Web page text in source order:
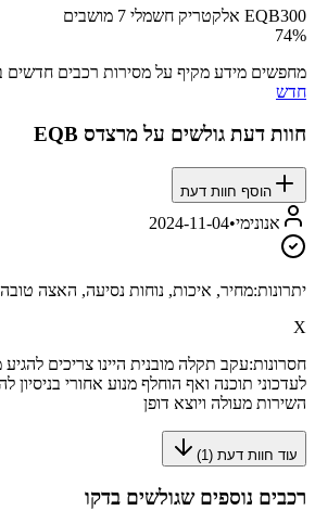
EQB300 אלקטריק חשמלי 7 מושבים
74%
מחפשים מידע מקיף על מסירות רכבים חדשים
חדש
חוות דעת גולשים על מרצדס EQB
הוסף חוות דעת
אנונימי•
2024-11-04
יתרונות:מחיר, איכות, נוחות נסיעה, האצה
X
חסרונות:עקב תקלה מובנית היינו צריכים
לעדכוני תוכנה ואף הוחלף מנוע אחורי בניסיון
השירות מעולה ויוצא דופן
עוד חוות דעת ( 1
)
רכבים נוספים שגולשים בדקו